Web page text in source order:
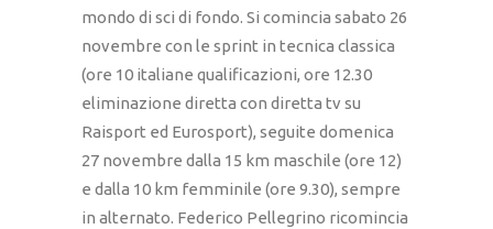
mondo di sci di fondo. Si comincia sabato 26
novembre con le sprint in tecnica classica
(ore 10 italiane qualificazioni, ore 12.30
eliminazione diretta con diretta tv su
Raisport ed Eurosport), seguite domenica
27 novembre dalla 15 km maschile (ore 12)
e dalla 10 km femminile (ore 9.30), sempre
in alternato. Federico Pellegrino ricomincia